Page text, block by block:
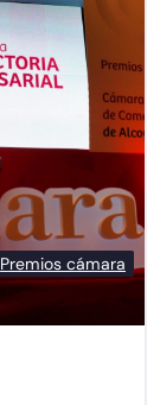
Premios cámara